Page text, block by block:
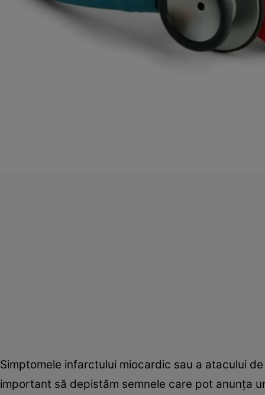
Simptomele infarctului miocardic sau a atacului
important să depistăm semnele care pot anunţa